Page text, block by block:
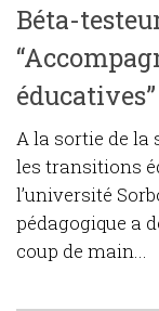
Béta-
A la sortie de la
les transitions
l’université
pédagogique a
coup de main...